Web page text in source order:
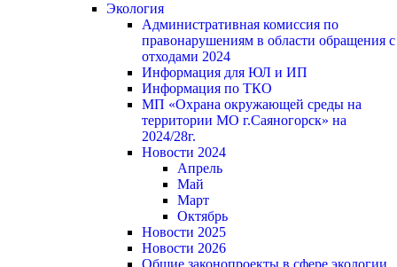
Экология
Административная комиссия по
правонарушениям в области обращения с
отходами 2024
Информация для ЮЛ и ИП
Информация по ТКО
МП «Охрана окружающей среды на
территории МО г.Саяногорск» на
2024/28г.
Новости 2024
Апрель
Май
Март
Октябрь
Новости 2025
Новости 2026